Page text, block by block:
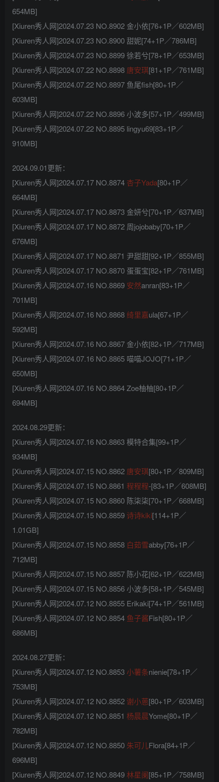
654MB]
[Xiuren秀人网]2024.07.23 NO.8902 金小依[76+1P／602MB]
[Xiuren秀人网]2024.07.23 NO.8900 甜妮[74+1P／786MB]
[Xiuren秀人网]2024.07.23 NO.8899 徐若兮[78+1P／653MB]
[Xiuren秀人网]2024.07.22 NO.8898 唐安琪[81+1P／761MB]
[Xiuren秀人网]2024.07.22 NO.8897 鱼尾fish[80+1P／
603MB]
[Xiuren秀人网]2024.07.22 NO.8896 小波多[57+1P／499MB]
[Xiuren秀人网]2024.07.22 NO.8895 lingyu69[83+1P／
910MB]
2024.09.01更新：
[Xiuren秀人网]2024.07.17 NO.8874 杏子Yada[80+1P／
664MB]
[Xiuren秀人网]2024.07.17 NO.8873 金妍兮[70+1P／637MB]
[Xiuren秀人网]2024.07.17 NO.8872 周jojobaby[70+1P／
676MB]
[Xiuren秀人网]2024.07.17 NO.8871 尹甜甜[92+1P／855MB]
[Xiuren秀人网]2024.07.17 NO.8870 蛋蛋宝[82+1P／761MB]
[Xiuren秀人网]2024.07.16 NO.8869 安然anran[83+1P／
701MB]
[Xiuren秀人网]2024.07.16 NO.8868绮里嘉ula[67+1P／
592MB]
[Xiuren秀人网]2024.07.16 NO.8867 金小依[82+1P／717MB]
[Xiuren秀人网]2024.07.16 NO.8865 喵喵JOJO[71+1P／
650MB]
[Xiuren秀人网]2024.07.16 NO.8864 Zoe柚柚[80+1P／
694MB]
2024.08.29更新：
[Xiuren秀人网]2024.07.16 NO.8863 模特合集[99+1P／
934MB]
[Xiuren秀人网]2024.07.15 NO.8862 唐安琪[80+1P／809MB]
[Xiuren秀人网]2024.07.15 NO.8861 程程程-[83+1P／608MB]
[Xiuren秀人网]2024.07.15 NO.8860 陈柒柒[70+1P／668MB]
[Xiuren秀人网]2024.07.15 NO.8859诗诗kiki[114+1P／
1.01GB]
[Xiuren秀人网]2024.07.15 NO.8858 白茹雪abby[76+1P／
712MB]
[Xiuren秀人网]2024.07.15 NO.8857 陈小花[62+1P／622MB]
[Xiuren秀人网]2024.07.15 NO.8856 小波多[58+1P／545MB]
[Xiuren秀人网]2024.07.12 NO.8855 Erikaki[74+1P／561MB]
[Xiuren秀人网]2024.07.12 NO.8854 鱼子酱Fish[80+1P／
686MB]
2024.08.27更新：
[Xiuren秀人网]2024.07.12 NO.8853小薯条nienie[78+1P／
753MB]
[Xiuren秀人网]2024.07.12 NO.8852谢小蒽[80+1P／603MB]
[Xiuren秀人网]2024.07.12 NO.8851 杨晨晨Yome[80+1P／
782MB]
[Xiuren秀人网]2024.07.12 NO.8850 朱可儿Flora[84+1P／
696MB]
[Xiuren秀人网]2024.07.12 NO.8849林星阑[85+1P／758MB]